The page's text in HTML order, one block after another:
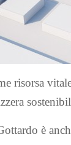
risorsa
è